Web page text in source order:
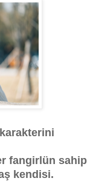
fangirlün sahip
kendisi.